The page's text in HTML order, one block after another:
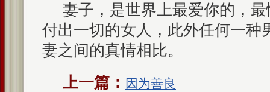
妻子，是世界上最爱你的，
付出一切的女人，此外任何一种
妻之间的真情相比。
上一篇： 因为善良